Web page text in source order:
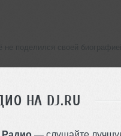
НА DJ.RU
Радио — слушайте